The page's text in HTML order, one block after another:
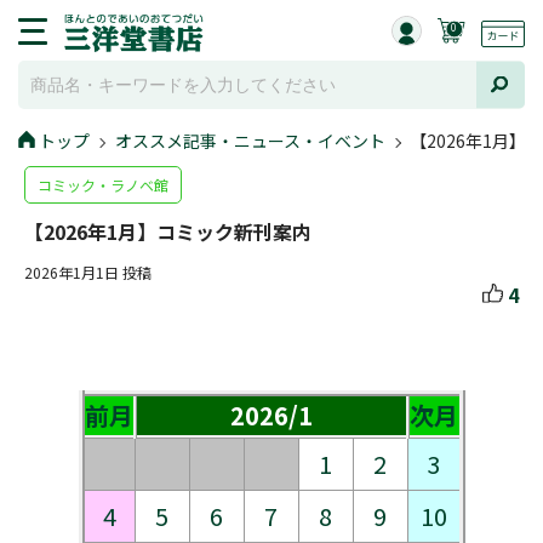
0
トップ オススメ記事・ニュース・イベント 【2026年1月】
コミック・ラノベ館
【2026年1月】コミック新刊案内
2026年1月1日 投稿
4
前月 2026/1
次月
1
2
3
4
5 6 7 8 9
10